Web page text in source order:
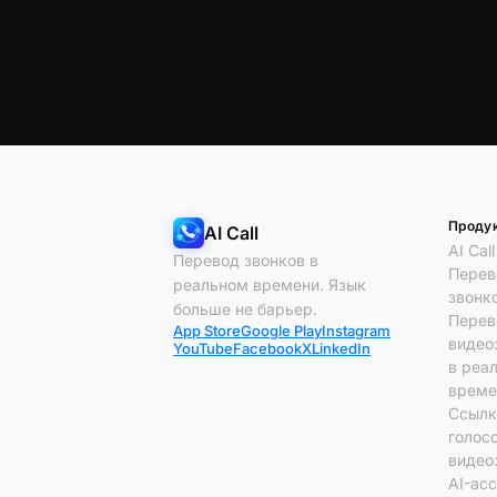
AI Call
Перевод звонков в
реальном времени. Язык
больше не барьер.
App StoreGoogle PlayInstagram
YouTubeFacebookXLinkedIn
AI Call
в
AI-